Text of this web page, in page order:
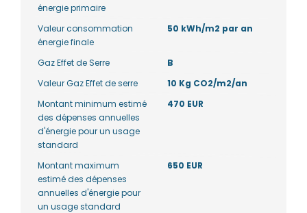
énergie primaire
Valeur consommation
énergie finale
50 kWh/m2 par an
Gaz Effet de Serre
B
Valeur Gaz Effet de serre
10 Kg CO2/m2/an
Montant minimum estimé
des dépenses annuelles
d'énergie pour un usage
standard
470 EUR
Montant maximum
estimé des dépenses
annuelles d'énergie pour
un usage standard
650 EUR